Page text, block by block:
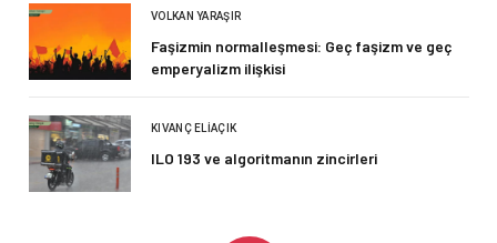
VOLKAN YARAŞIR
Faşizmin normalleşmesi: Geç faşizm ve geç
emperyalizm ilişkisi
KIVANÇ ELIAÇIK
ILO 193 ve algoritmanın zincirleri